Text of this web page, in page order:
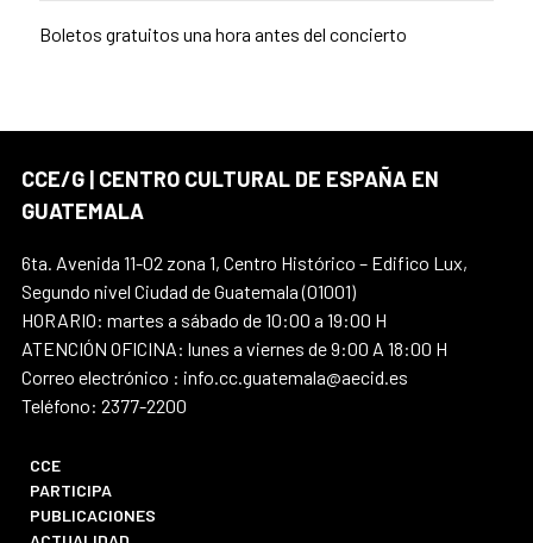
Boletos gratuitos una hora antes del concierto
CCE/G | CENTRO CULTURAL DE ESPAÑA EN
GUATEMALA
6ta. Avenida 11-02 zona 1, Centro Histórico – Edifico Lux,
Segundo nivel Ciudad de Guatemala (01001)
HORARIO: martes a sábado de 10:00 a 19:00 H
ATENCIÓN OFICINA: lunes a viernes de 9:00 A 18:00 H
Correo electrónico : info.cc.guatemala@aecid.es
Teléfono: 2377-2200
CCE
PARTICIPA
PUBLICACIONES